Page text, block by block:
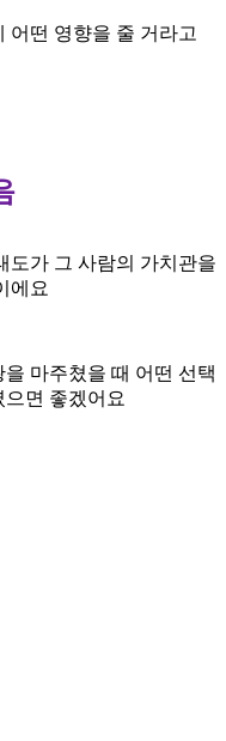
어떤 영향을 줄 거라고
도가 그 사람의 가치관을
에요
을 마주쳤을 때 어떤 선택
면 좋겠어요